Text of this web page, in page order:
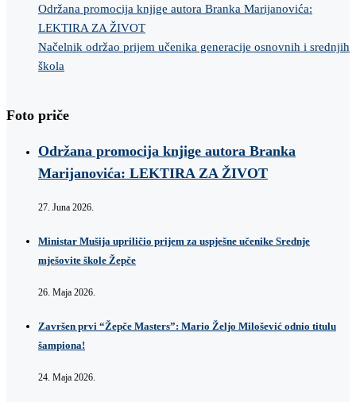
Održana promocija knjige autora Branka Marijanovića:
LEKTIRA ZA ŽIVOT
Načelnik održao prijem učenika generacije osnovnih i srednjih
škola
Foto priče
Održana promocija knjige autora Branka
Marijanovića: LEKTIRA ZA ŽIVOT
27. Juna 2026.
Ministar Mušija upriličio prijem za uspješne učenike Srednje
mješovite škole Žepče
26. Maja 2026.
Završen prvi “Žepče Masters”: Mario Željo Milošević odnio titulu
šampiona!
24. Maja 2026.